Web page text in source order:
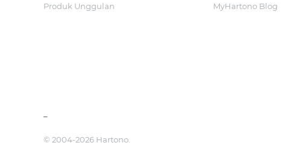
Produk Unggulan
MyHartono Blog
© 2004-2026 Hartono.